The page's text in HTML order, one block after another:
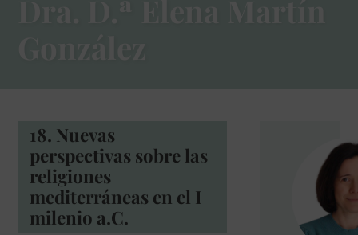
18. Nuevas
perspectivas sobre las
religiones
mediterráneas en el I
milenio a.C.